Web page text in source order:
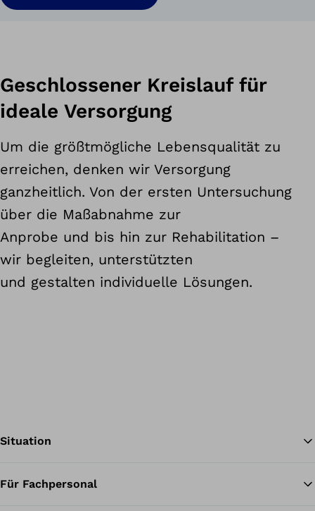
Geschlossener Kreislauf für
ideale Versorgung
Um die größtmögliche Lebensqualität zu
erreichen, denken wir Versorgung
ganzheitlich. Von der ersten Untersuchung
über die Maßabnahme zur
Anprobe und bis hin zur Rehabilitation –
wir begleiten, unterstützten
und gestalten individuelle Lösungen.
Situation
Für Fachpersonal